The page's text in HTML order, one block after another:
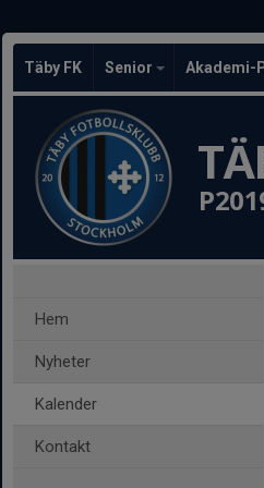
Täby FK Senior Akademi-
Hem
Nyheter
Kalender
Kontakt